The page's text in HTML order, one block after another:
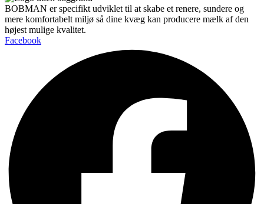
BOBMAN er specifikt udviklet til at skabe et renere, sundere og
mere komfortabelt miljø så dine kvæg kan producere mælk af den
højest mulige kvalitet.
Facebook